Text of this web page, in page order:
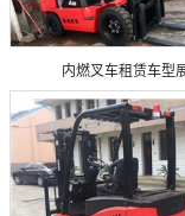
内燃叉车租赁车型